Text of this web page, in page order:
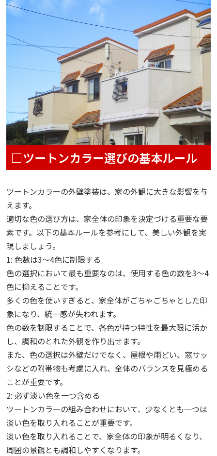
□ツートンカラー選びの基本ルール
ツートンカラーの外壁塗装は、家の外観に大きな影響を与
えます。
適切な色の選び方は、家全体の印象を決定づける重要な要
素です。以下の基本ルールを参考にして、美しい外観を実
現しましょう。
1: 色数は3〜4色に制限する
色の選択において最も重要なのは、使用する色の数を3〜4
色に抑えることです。
多くの色を使いすぎると、家全体がごちゃごちゃとした印
象になり、統一感が失われます。
色の数を制限することで、各色が持つ特性を最大限に活か
し、調和のとれた外観を作り出せます。
また、色の選択は外壁だけでなく、屋根や雨どい、窓サッ
シなどの附帯物も考慮に入れ、全体のバランスを見極める
ことが重要です。
2: 必ず淡い色を一つ含める
ツートンカラーの組み合わせにおいて、少なくとも一つは
淡い色を取り入れることが重要です。
淡い色を取り入れることで、家全体の印象が明るくなり、
周囲の景観とも調和しやすくなります。